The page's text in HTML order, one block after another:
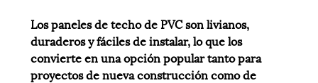
Los paneles de techo de PVC son livianos,
duraderos y fáciles de instalar, lo que los
convierte en una opción popular tanto para
proyectos de nueva construcción como de